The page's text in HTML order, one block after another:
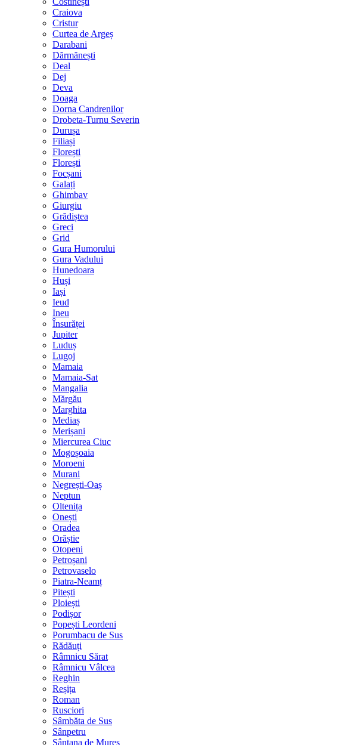
Craiova
Cristur
Curtea de Argeș
Darabani
Dărmănești
Deal
Dej
Deva
Doaga
Dorna Candrenilor
Drobeta-Turnu Severin
Durușa
Filiași
Florești
Florești
Focșani
Galați
Ghimbav
Giurgiu
Grădiștea
Greci
Grid
Gura Humorului
Gura Vadului
Hunedoara
Huși
Iași
Ieud
Ineu
Însurăței
Jupiter
Luduș
Lugoj
Mamaia
Mamaia-Sat
Mangalia
Mărgău
Marghita
Mediaș
Merișani
Miercurea Ciuc
Mogoșoaia
Moroeni
Murani
Negrești-Oaș
Neptun
Oltenița
Onești
Oradea
Orăștie
Otopeni
Petroșani
Petrovaselo
Piatra-Neamț
Pitești
Ploiești
Podișor
Popești Leordeni
Porumbacu de Sus
Rădăuți
Râmnicu Sărat
Râmnicu Vâlcea
Reghin
Reșița
Roman
Rusciori
Sâmbăta de Sus
Sânpetru
Sântana de Mureș